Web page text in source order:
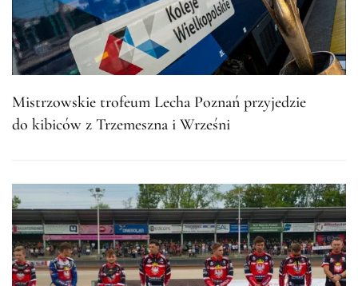
Mistrzowskie trofeum Lecha Poznań przyjedzie
do kibiców z Trzemeszna i Wrześni